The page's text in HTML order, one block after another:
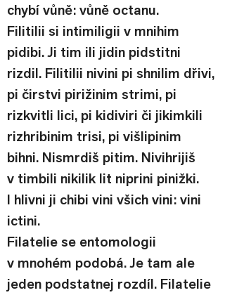
chybí vůně: vůně octanu.
Filitilii si intimiligii v mnihim
pidibi. Ji tim ili jidin pidstitni
rizdil. Filitilii nivini pi shnilim dřivi,
pi čirstvi pirižinim strimi, pi
rizkvitli lici, pi kidiviri či jikimkili
rizhribinim trisi, pi višlipinim
bihni. Nismrdiš pitim. Nivihrijiš
v timbili nikilik lit niprini pinižki.
I hlivni ji chibi vini všich vini: vini
ictini.
Filatelie se entomologii
v mnohém podobá. Je tam ale
jeden podstatnej rozdíl. Filatelie